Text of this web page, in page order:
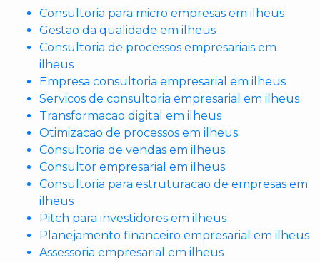
Consultoria para micro empresas em ilheus
Gestao da qualidade em ilheus
Consultoria de processos empresariais em
ilheus
Empresa consultoria empresarial em ilheus
Servicos de consultoria empresarial em ilheus
Transformacao digital em ilheus
Otimizacao de processos em ilheus
Consultoria de vendas em ilheus
Consultor empresarial em ilheus
Consultoria para estruturacao de empresas em
ilheus
Pitch para investidores em ilheus
Planejamento financeiro empresarial em ilheus
Assessoria empresarial em ilheus